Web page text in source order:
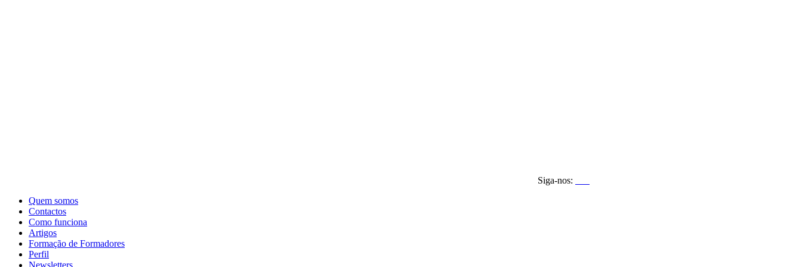
Siga-nos:
Quem somos
Contactos
Como funciona
Artigos
Formação de Formadores
Perfil